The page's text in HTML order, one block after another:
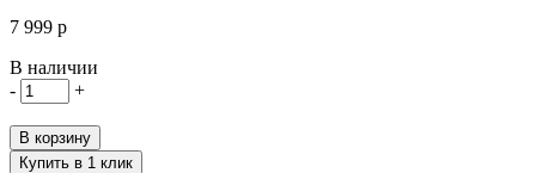
7 999 р
В наличии
-
+
В корзину
Купить в 1 клик